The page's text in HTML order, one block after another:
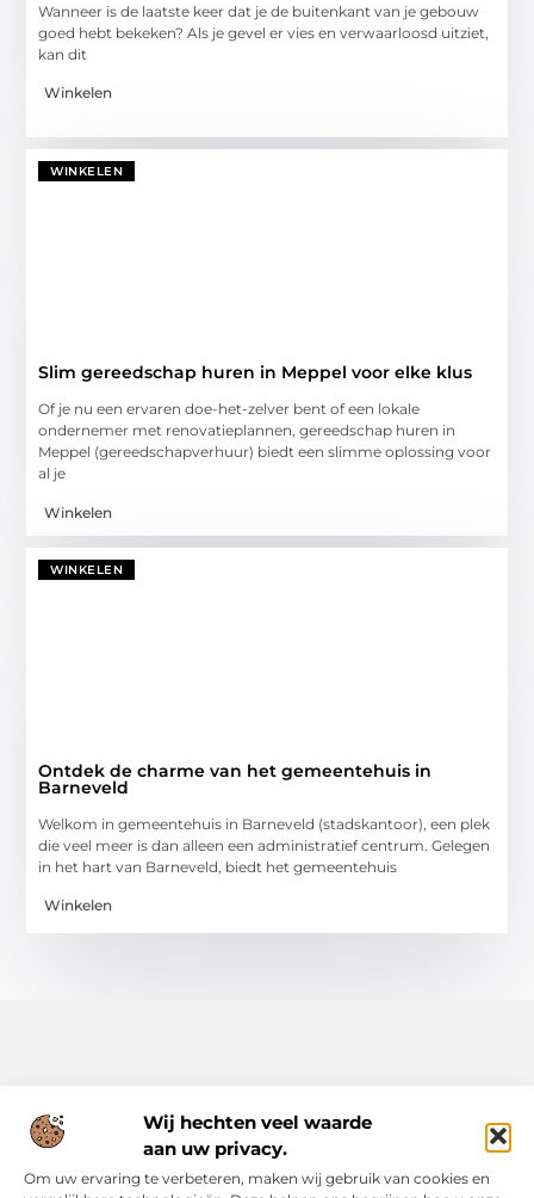
Wij hechten veel waarde
aan uw privacy.
Om uw ervaring te verbeteren, maken wij gebruik van cookies en
Wanneer is de laatste keer dat je de buitenkant van je gebouw
goed hebt bekeken? Als je gevel er vies en verwaarloosd uitziet,
kan dit
Winkelen
WINKELEN
Slim gereedschap huren in Meppel voor elke klus
Of je nu een ervaren doe-het-zelver bent of een lokale
ondernemer met renovatieplannen, gereedschap huren in
Meppel (gereedschapverhuur) biedt een slimme oplossing voor
al je
Winkelen
WINKELEN
Ontdek de charme van het gemeentehuis in
Barneveld
Welkom in gemeentehuis in Barneveld (stadskantoor), een plek
die veel meer is dan alleen een administratief centrum. Gelegen
in het hart van Barneveld, biedt het gemeentehuis
Winkelen
Alles uit het dagelijks leven, verzameld voor jou.
Ontdek een rijke verzameling blogs en artikelen die je